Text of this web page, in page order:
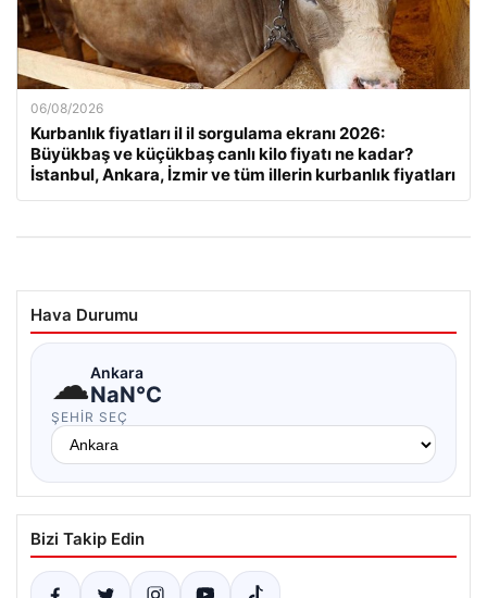
06/08/2026
Kurbanlık fiyatları il il sorgulama ekranı 2026:
Büyükbaş ve küçükbaş canlı kilo fiyatı ne kadar?
İstanbul, Ankara, İzmir ve tüm illerin kurbanlık fiyatları
Hava Durumu
☁Ankara
NaN°C
ŞEHIR SEÇ
Bizi Takip Edin